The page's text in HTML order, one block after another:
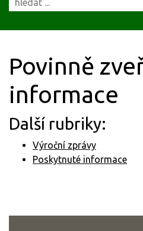
Povinně
informace
Další rubriky:
Výroční zprávy
Poskytnuté informace